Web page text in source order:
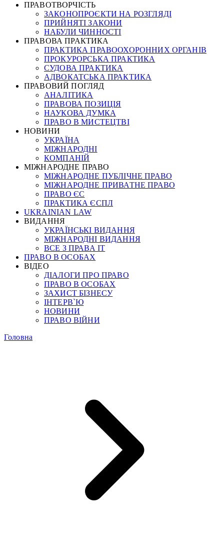
ПРАВОТВОРЧІСТЬ
ЗАКОНОПРОЄКТИ НА РОЗГЛЯДІ
ПРИЙНЯТІ ЗАКОНИ
НАБУЛИ ЧИННОСТІ
ПРАВОВА ПРАКТИКА
ПРАКТИКА ПРАВООХОРОННИХ ОРГАНІВ
ПРОКУРОРСЬКА ПРАКТИКА
СУДОВА ПРАКТИКА
АДВОКАТСЬКА ПРАКТИКА
ПРАВОВИЙ ПОГЛЯД
АНАЛІТИКА
ПРАВОВА ПОЗИЦІЯ
НАУКОВА ДУМКА
ПРАВО В МИСТЕЦТВІ
НОВИНИ
УКРАЇНА
МІЖНАРОДНІ
КОМПАНІЙ
МІЖНАРОДНЕ ПРАВО
МІЖНАРОДНЕ ПУБЛІЧНЕ ПРАВО
МІЖНАРОДНЕ ПРИВАТНЕ ПРАВО
ПРАВО ЄС
ПРАКТИКА ЄСПЛ
UKRAINIAN LAW
ВИДАННЯ
УКРАЇНСЬКІ ВИДАННЯ
МІЖНАРОДНІ ВИДАННЯ
ВСЕ З ПРАВА ІТ
ПРАВО В ОСОБАХ
ВІДЕО
ДІАЛОГИ ПРО ПРАВО
ПРАВО В ОСОБАХ
ЗАХИСТ БІЗНЕСУ
ІНТЕРВ`Ю
НОВИНИ
ПРАВО ВІЙНИ
Головна